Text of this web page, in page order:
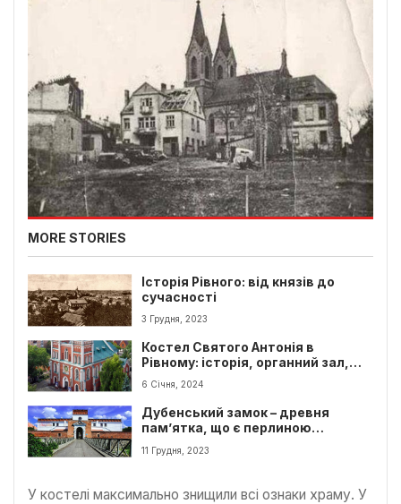
MORE STORIES
Історія Рівного: від князів до
сучасності
3 Грудня, 2023
Костел Святого Антонія в
Рівному: історія, органний зал,
цікаві факти та як відвідати
6 Січня, 2024
Дубенський замок – древня
пам’ятка, що є перлиною
Рівненщини
11 Грудня, 2023
У костелі максимально знищили всі ознаки храму. У